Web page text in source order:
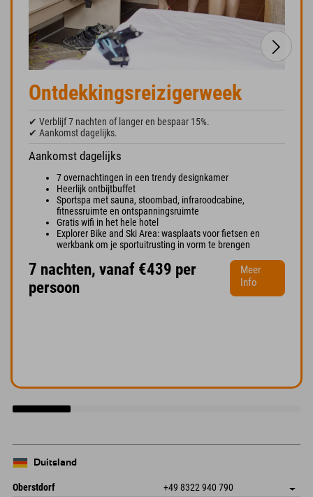
Ontdekkingsreizigerweek
✔ Verblijf 7 nachten of langer en bespaar 15%.
✔ Aankomst dagelijks.
Aankomst dagelijks
7 overnachtingen in een trendy designkamer
Heerlijk ontbijtbuffet
Sportspa met sauna, stoombad, infraroodcabine,
fitnessruimte en ontspanningsruimte
Gratis wifi in het hele hotel
Explorer Bike and Ski Area: wasplaats voor fietsen en
werkbank om je sportuitrusting in vorm te brengen
7 nachten, vanaf €439 per
persoon
Meer
Info
Duitsland
Oberstdorf +49 8322 940 790